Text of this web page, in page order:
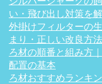
い・飛び出し対策を
外掛けフィルターの
まり・正しい改良方
ろ材の順番と組み方
配置の基本
ろ材おすすめランキ